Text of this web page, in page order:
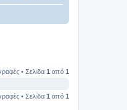
• Σελίδα 1 από 1
• Σελίδα 1 από 1